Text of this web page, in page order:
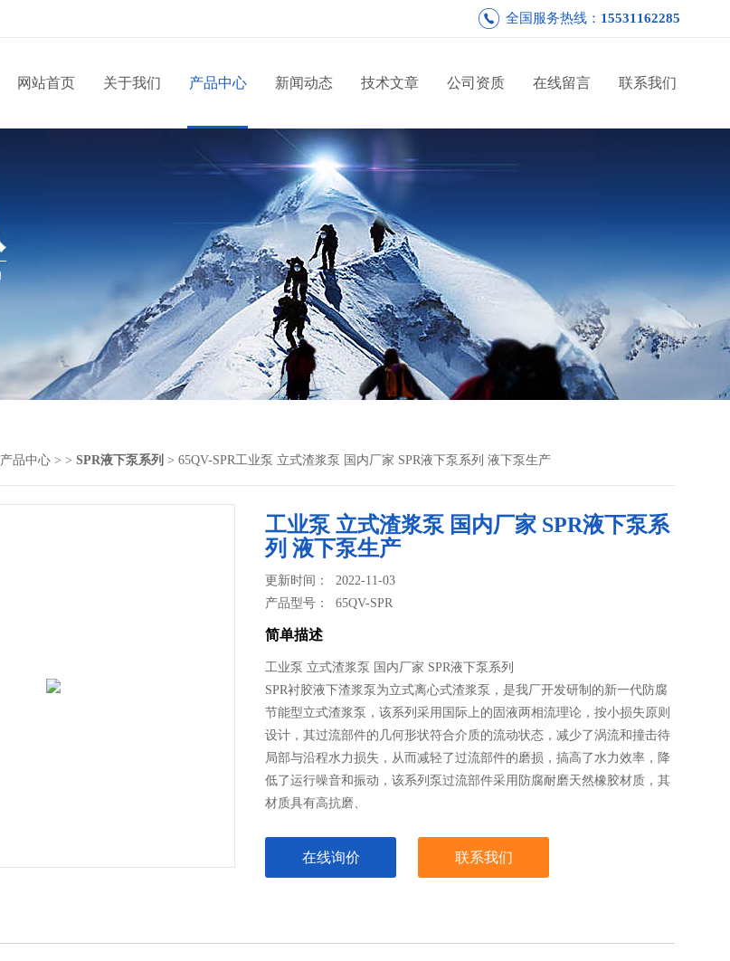
全国服务热线： 15531162285
网站首页 关于我们 产品中心 新闻动态 技术文章 公司资质 在线留言 联系我们
产品中心 > > SPR液下泵系列 > 65QV-SPR工业泵 立式渣浆泵 国内厂家 SPR液下泵系列 液下泵生产
工业泵 立式渣浆泵 国内厂家 SPR液下泵系
列 液下泵生产
更新时间： 2022-11-03
产品型号：65QV-SPR
简单描述
工业泵 立式渣浆泵 国内厂家 SPR液下泵系列
SPR衬胶液下渣浆泵为立式离心式渣浆泵，是我厂开发研制的新一代防腐
节能型立式渣浆泵，该系列采用国际上的固液两相流理论，按小损失原则
设计，其过流部件的几何形状符合介质的流动状态，减少了涡流和撞击待
局部与沿程水力损失，从而减轻了过流部件的磨损，搞高了水力效率，降
低了运行噪音和振动，该系列泵过流部件采用防腐耐磨天然橡胶材质，其
材质具有高抗磨、
在线询价 联系我们